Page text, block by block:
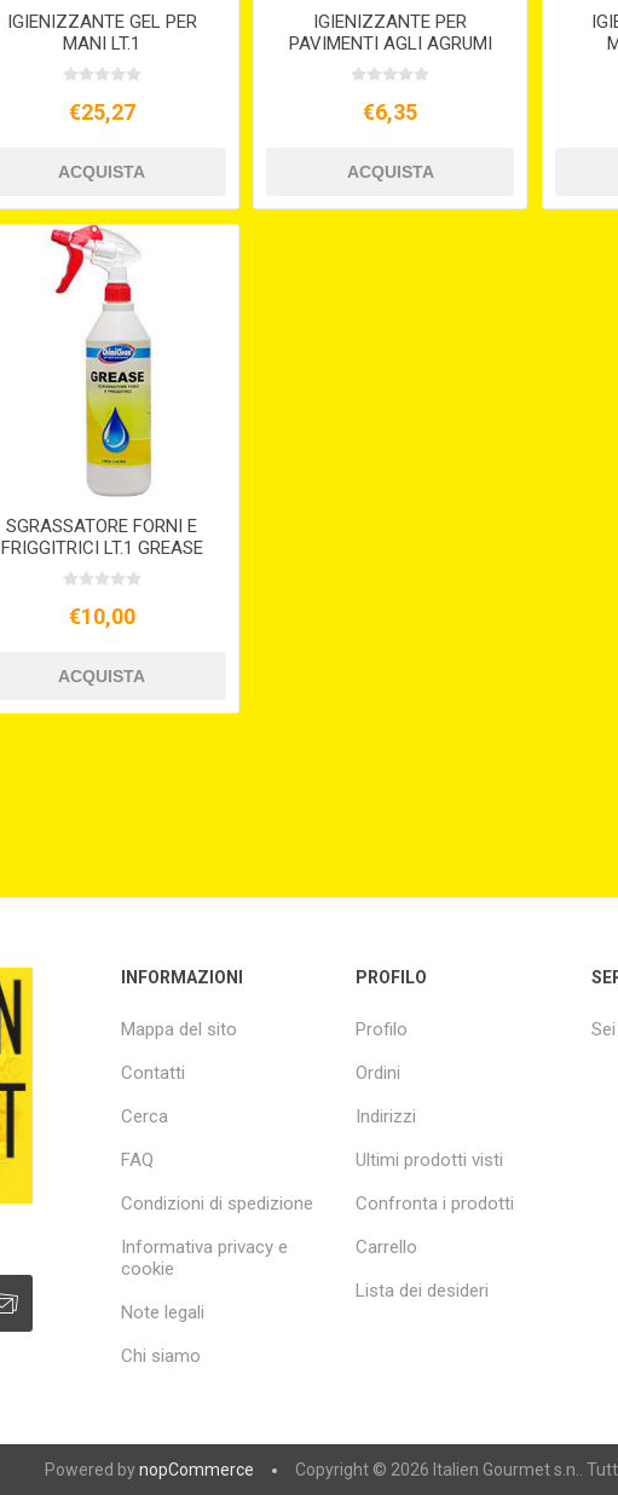
IGIENIZZANTE GEL PER
MANI LT.1
€25,27
IGIENIZZANTE PER
PAVIMENTI AGLI AGRUMI
ML.750 KLORALINA
€6,35
SGRASSATORE FORNI E
FRIGGITRICI LT.1 GREASE
€10,00
INFORMAZIONI
Mappa del sito
Contatti
Cerca
FAQ
Condizioni di spedizione
Informativa privacy e
cookie
Note legali
Chi siamo
PROFILO
Profilo
Ordini
Indirizzi
Ultimi prodotti visti
Confronta i prodotti
Carrello
Lista dei desideri
Powered bynopCommerce Copyright © 2026 Italien Gourmet s.n..